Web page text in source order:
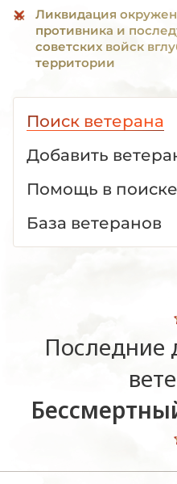
Ликвидация
противника и
советских войск
территории
Поиск ветерана
Добавить
Помощь в поиске
База ветеранов
Последние